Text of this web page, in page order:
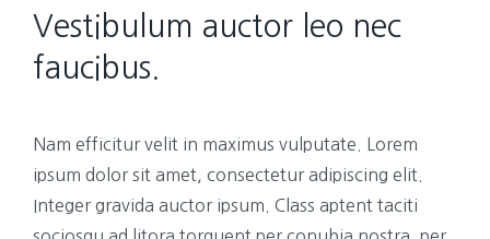
Vestibulum auctor leo nec
faucibus.
Nam efficitur velit in maximus vulputate. Lorem
ipsum dolor sit amet, consectetur adipiscing elit.
Integer gravida auctor ipsum. Class aptent taciti